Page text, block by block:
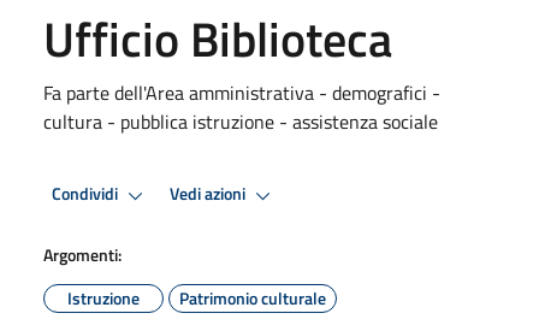
Ufficio Biblioteca
Fa parte dell'Area amministrativa - demografici -
cultura - pubblica istruzione - assistenza sociale
Condividi Vedi azioni
Argomenti:
Istruzione
Patrimonio culturale